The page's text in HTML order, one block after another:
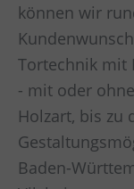
können wir
Tortechnik mit
- mit oder
Holzart, bis zu
Baden-